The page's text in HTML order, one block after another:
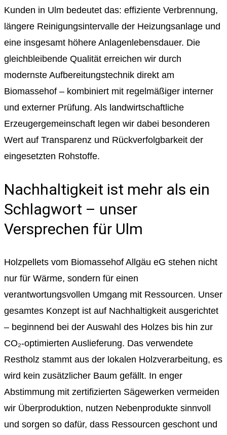
Kunden in Ulm bedeutet das: effiziente Verbrennung,
längere Reinigungsintervalle der Heizungsanlage und
eine insgesamt höhere Anlagenlebensdauer. Die
gleichbleibende Qualität erreichen wir durch
modernste Aufbereitungstechnik direkt am
Biomassehof – kombiniert mit regelmäßiger interner
und externer Prüfung. Als landwirtschaftliche
Erzeugergemeinschaft legen wir dabei besonderen
Wert auf Transparenz und Rückverfolgbarkeit der
eingesetzten Rohstoffe.
Nachhaltigkeit ist mehr als ein
Schlagwort – unser
Versprechen für Ulm
Holzpellets vom Biomassehof Allgäu eG stehen nicht
nur für Wärme, sondern für einen
verantwortungsvollen Umgang mit Ressourcen. Unser
gesamtes Konzept ist auf Nachhaltigkeit ausgerichtet
– beginnend bei der Auswahl des Holzes bis hin zur
CO₂-optimierten Auslieferung. Das verwendete
Restholz stammt aus der lokalen Holzverarbeitung, es
wird kein zusätzlicher Baum gefällt. In enger
Abstimmung mit zertifizierten Sägewerken vermeiden
wir Überproduktion, nutzen Nebenprodukte sinnvoll
und sorgen so dafür, dass Ressourcen geschont und